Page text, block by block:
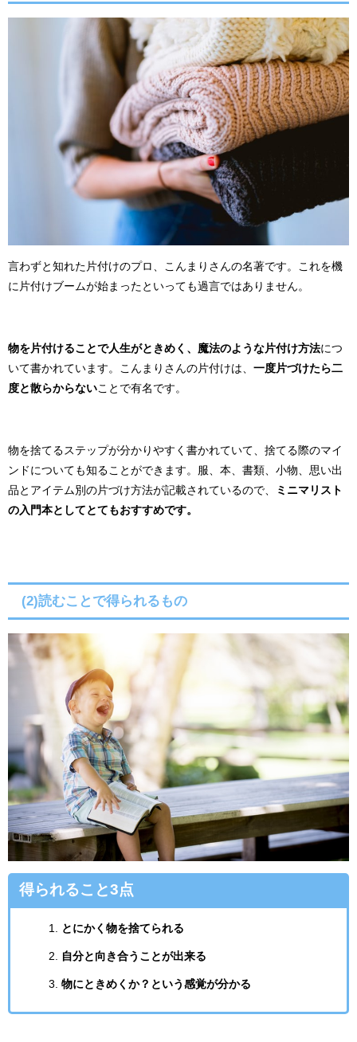
言わずと知れた片付けのプロ、こんまりさんの名著です。これを機
に片付けブームが始まったといっても過言ではありません。
物を片付けることで人生がときめく、魔法のような片付け方法につ
いて書かれています。こんまりさんの片付けは、 一度片づけたら二
度と散らからない ことで有名です。
物を捨てるステップが分かりやすく書かれていて、捨てる際のマイ
ンドについても知ることができます。服、本、書類、小物、思い出
品とアイテム別の片づけ方法が記載されているので、
ミニマリスト
の入門本としてとてもおすすめです。
(2)読むことで得られるもの
得られること3点
とにかく物を捨てられる
自分と向き合うことが出来る
物にときめくか？という感覚が分かる